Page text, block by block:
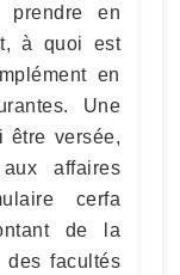
prendre en
à quoi est
en
Une
être versée,
affaires
cerfa
de la
des facultés